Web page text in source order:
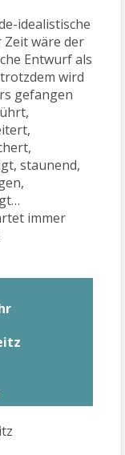
idealistische
Zeit wäre der
Entwurf als
wird
gefangen
staunend,
immer